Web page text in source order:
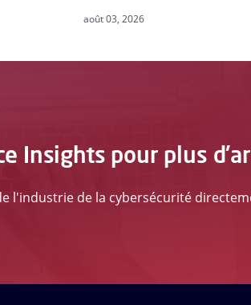
août 03, 2026
Insights pour plus
l'industrie de la cybersécurité